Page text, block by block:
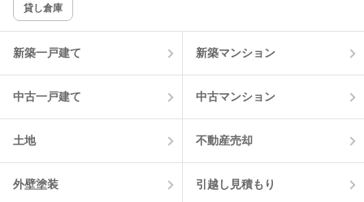
貸し倉庫
新築一戸建て 新築マンション
中古一戸建て 中古マンション
土地 不動産売却
外壁塗装 引越し見積もり